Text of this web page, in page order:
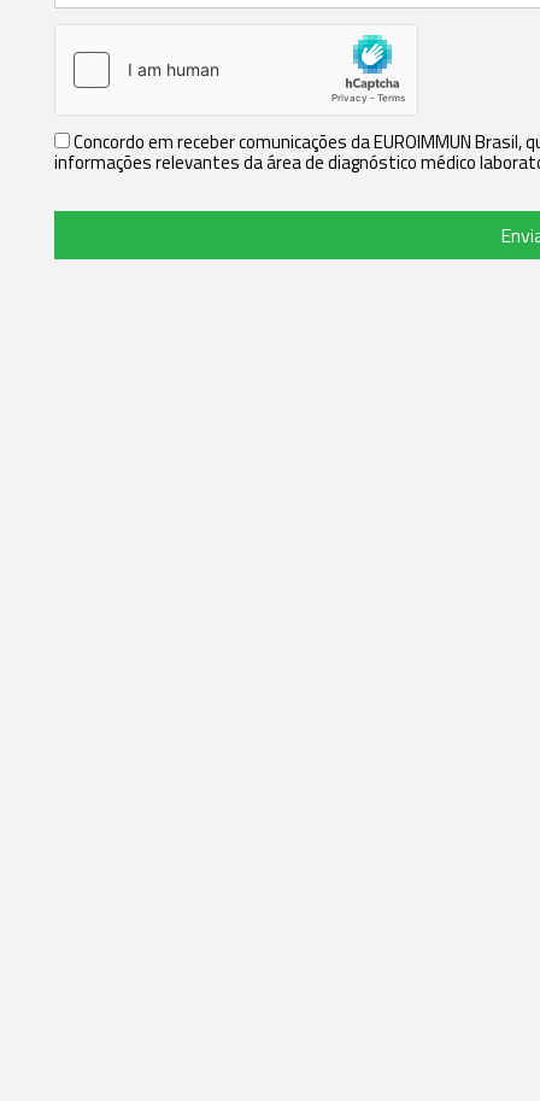
Concordo em receber comunicações da EUROIMMUN
informações relevantes da área de diagnóstico médico